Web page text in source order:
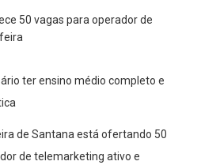
ter ensino médio completo e
de Santana está ofertando 50
de telemarketing ativo e